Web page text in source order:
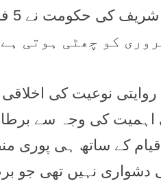
نوعیت کی اخلاقی
کے ساتھ ہی پوری
دشواری نہیں تھی جو